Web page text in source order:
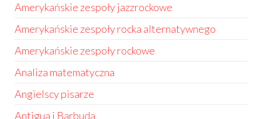
Amerykańskie zespoły jazzrockowe
Amerykańskie zespoły rocka alternatywnego
Amerykańskie zespoły rockowe
Analiza matematyczna
Angielscy pisarze
Antigua i Barbuda